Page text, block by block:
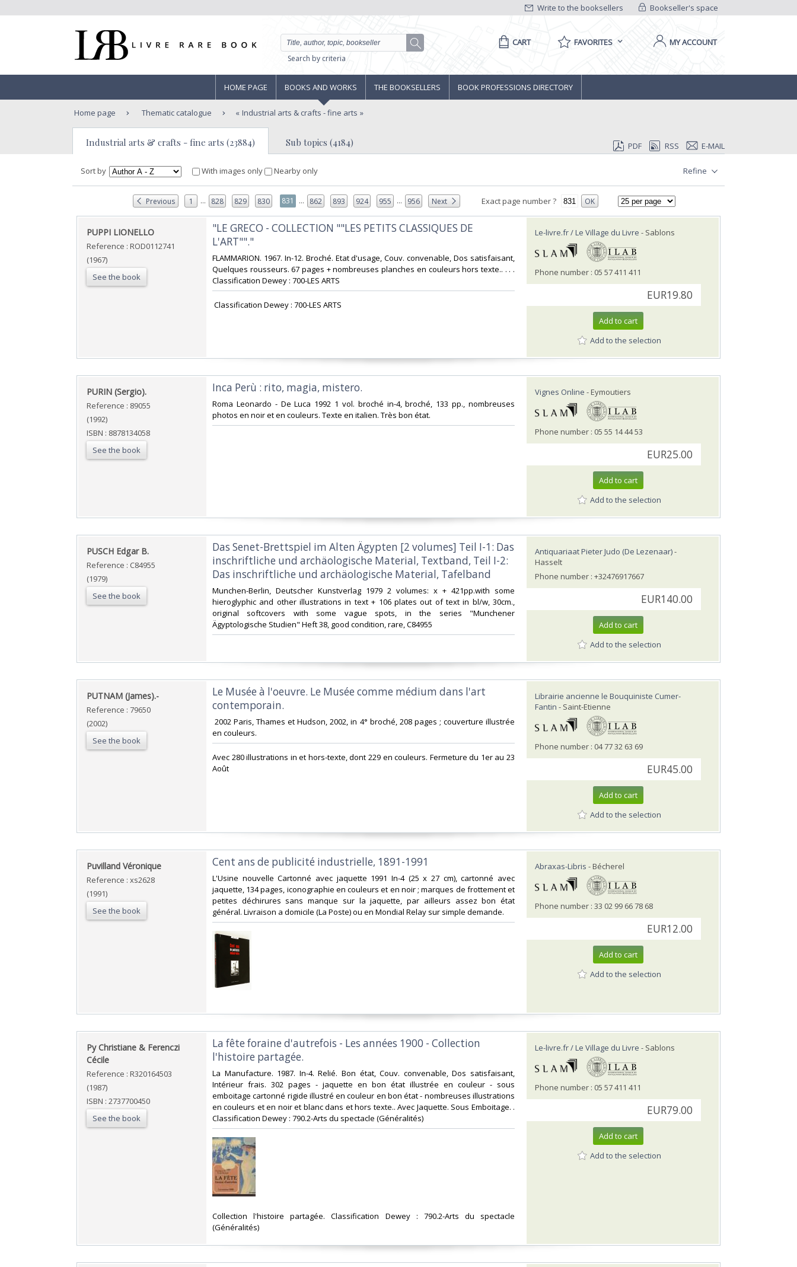
Bookseller's space
Write to the booksellers
Search by criteria
CART FAVORITES MY ACCOUNT
HOME PAGE BOOKS AND WORKS THE BOOKSELLERS BOOK PROFESSIONS DIRECTORY
Home page Thematic catalogue Industrial arts & crafts - fine arts
Industrial arts & crafts - fine arts (23884) Sub topics (4184) PDF RSS E-MAIL
Sort by With images only Nearby only Refine
Previous 1 ... 828 829 830 831 ... 862 893 924 955 ... 956 Next Exact page number ? OK
‎PUPPI LIONELLO‎
Reference : ROD0112741
(1967)
See the book
‎"LE GRECO - COLLECTION ""LES PETITS CLASSIQUES DE
L'ART""."‎
‎FLAMMARION. 1967. In-12. Broché. Etat d'usage, Couv. convenable, Dos satisfaisant,
Quelques rousseurs. 67 pages + nombreuses planches en couleurs hors texte.. . . .
Classification Dewey : 700-LES ARTS‎
‎ Classification Dewey : 700-LES ARTS‎
Le-livre.fr / Le Village du Livre - Sablons
Phone number : 05 57 411 411
EUR19.80
Add to cart
Add to the selection
‎PURIN (Sergio).‎
Reference : 89055
(1992)
ISBN : 8878134058
See the book
‎Inca Perù : rito, magia, mistero.‎
‎Roma Leonardo - De Luca 1992 1 vol. broché in-4, broché, 133 pp., nombreuses
photos en noir et en couleurs. Texte en italien. Très bon état.‎
Vignes Online - Eymoutiers
Phone number : 05 55 14 44 53
EUR25.00
Add to cart
Add to the selection
‎PUSCH Edgar B.‎
Reference : C84955
(1979)
See the book
‎Das Senet-Brettspiel im Alten Ägypten [2 volumes] Teil I-1: Das
inschriftliche und archäologische Material, Textband, Teil I-2:
Das inschriftliche und archäologische Material, Tafelband‎
‎Munchen-Berlin, Deutscher Kunstverlag 1979 2 volumes: x + 421pp.with some
hieroglyphic and other illustrations in text + 106 plates out of text in bl/w, 30cm.,
original softcovers with some vague spots, in the series "Munchener
Ägyptologische Studien" Heft 38, good condition, rare, C84955‎
Antiquariaat Pieter Judo (De Lezenaar)-
Hasselt
Phone number : +32476917667
EUR140.00
Add to cart
Add to the selection
‎PUTNAM (James).-‎
Reference : 79650
(2002)
See the book
‎Le Musée à l'oeuvre. Le Musée comme médium dans l'art
contemporain.‎
‎ 2002 Paris, Thames et Hudson, 2002, in 4° broché, 208 pages ; couverture illustrée
en couleurs. ‎
‎Avec 280 illustrations in et hors-texte, dont 229 en couleurs. Fermeture du 1er au 23
Août‎
Librairie ancienne le Bouquiniste Cumer-
Fantin - Saint-Etienne
Phone number : 04 77 32 63 69
EUR45.00
Add to cart
Add to the selection
‎Puvilland Véronique‎
Reference : xs2628
(1991)
See the book
‎Cent ans de publicité industrielle, 1891-1991‎
‎L'Usine nouvelle Cartonné avec jaquette 1991 In-4 (25 x 27 cm), cartonné avec
jaquette, 134 pages, iconographie en couleurs et en noir ; marques de frottement et
petites déchirures sans manque sur la jaquette, par ailleurs assez bon état
général. Livraison a domicile (La Poste) ou en Mondial Relay sur simple demande.‎
Abraxas-Libris - Bécherel
Phone number : 33 02 99 66 78 68
EUR12.00
Add to cart
Add to the selection
‎Py Christiane & Ferenczi
Cécile‎
Reference : R320164503
(1987)
ISBN : 2737700450
See the book
‎La fête foraine d'autrefois - Les années 1900 - Collection
l'histoire partagée.‎
‎La Manufacture. 1987. In-4. Relié. Bon état, Couv. convenable, Dos satisfaisant,
Intérieur frais. 302 pages - jaquette en bon état illustrée en couleur - sous
emboitage cartonné rigide illustré en couleur en bon état - nombreuses illustrations
en couleurs et en noir et blanc dans et hors texte.. Avec Jaquette. Sous Emboitage. .
Classification Dewey : 790.2-Arts du spectacle (Généralités)‎
‎Collection l'histoire partagée. Classification Dewey : 790.2-Arts du spectacle
(Généralités)‎
Le-livre.fr / Le Village du Livre - Sablons
Phone number : 05 57 411 411
EUR79.00
Add to cart
Add to the selection